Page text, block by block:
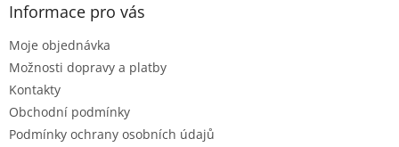
Informace pro vás
Moje objednávka
Možnosti dopravy a platby
Kontakty
Obchodní podmínky
Podmínky ochrany osobních údajů